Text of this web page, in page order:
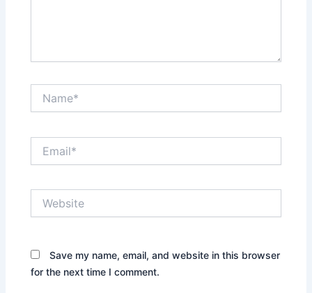
Save my name, email, and website in this browser
for the next time I comment.